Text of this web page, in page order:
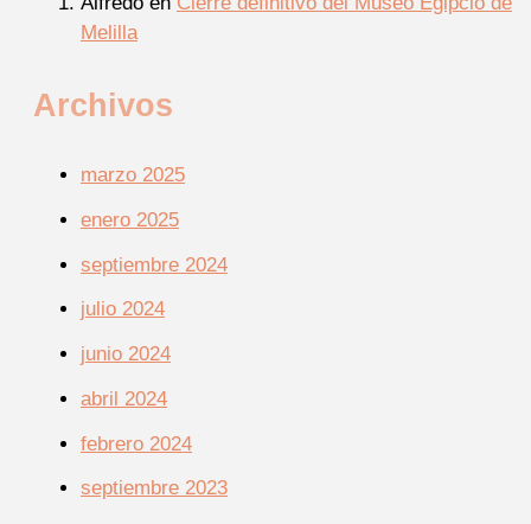
Melilla
Archivos
marzo 2025
enero 2025
septiembre 2024
julio 2024
junio 2024
abril 2024
febrero 2024
septiembre 2023